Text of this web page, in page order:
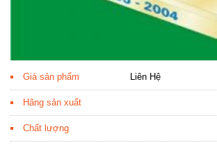
Giá sản phẩm Liên Hệ
Hãng sản xuất
Chất lượng